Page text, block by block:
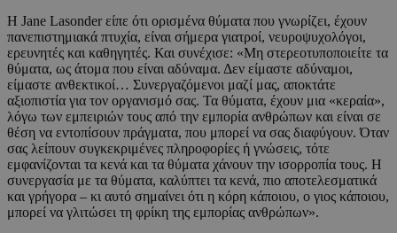
Η Jane Lasonder είπε ότι ορισμένα θύματα που γνωρίζει, έχουν
πανεπιστημιακά πτυχία, είναι σήμερα γιατροί, νευροψυχολόγοι,
ερευνητές και καθηγητές. Και συνέχισε: «Μη στερεοτυποποιείτε τα
θύματα, ως άτομα που είναι αδύναμα. Δεν είμαστε αδύναμοι,
είμαστε ανθεκτικοί… Συνεργαζόμενοι μαζί μας, αποκτάτε
αξιοπιστία για τον οργανισμό σας. Τα θύματα, έχουν μια «κεραία»,
λόγω των εμπειριών τους από την εμπορία ανθρώπων και είναι σε
θέση να εντοπίσουν πράγματα, που μπορεί να σας διαφύγουν. Όταν
σας λείπουν συγκεκριμένες πληροφορίες ή γνώσεις, τότε
εμφανίζονται τα κενά και τα θύματα χάνουν την ισορροπία τους. Η
συνεργασία με τα θύματα, καλύπτει τα κενά, πιο αποτελεσματικά
και γρήγορα – κι αυτό σημαίνει ότι η κόρη κάποιου, ο γιος κάποιου,
μπορεί να γλιτώσει τη φρίκη της εμπορίας ανθρώπων».